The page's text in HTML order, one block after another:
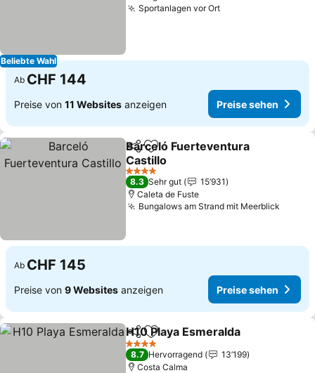
Beliebte Wahl
Sportanlagen vor OrtPreise sehen
Ab CHF 144
Preise von 11 Websites anzeigen Preise sehen
TeilenZu Favoriten hinzufügen
Barceló Fuerteventura
Castillo
Preise sehen
4 Sterne
8.3 Sehr gut
15’931
Caleta de Fuste
Bungalows am Strand mit Meerblick
Ab CHF 145
Preise von 9 Websites anzeigen Preise sehen
TeilenZu Favoriten hinzufügen
H10 Playa Esmeralda
4 Sterne
8.7 Hervorragend
13’199
Costa Calma